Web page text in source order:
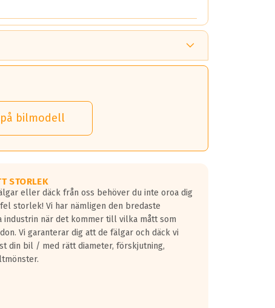
bilmodell
STORLEK
eller däck från oss behöver du inte oroa dig
storlek! Vi har nämligen den bredaste
industrin när det kommer till vilka mått som
Vi garanterar dig att de fälgar och däck vi
din bil / med rätt diameter, förskjutning,